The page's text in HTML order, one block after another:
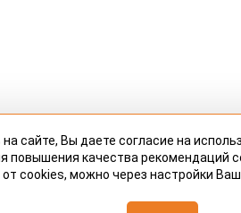
сайте, Вы даете согласие на
повышения качества рекомендаций
от cookies, можно через настройки